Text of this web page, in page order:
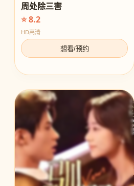
周处除三害
⭐ 8.2
HD高清
想看/预约